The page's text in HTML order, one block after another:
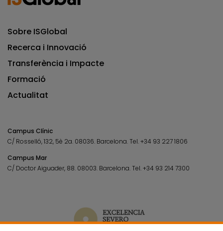
Sobre ISGlobal
Recerca i Innovació
Transferència i Impacte
Formació
Actualitat
Campus Clínic
C/ Rosselló, 132, 5è 2a. 08036. Barcelona.Tel.+34 93 227 1806
Campus Mar
C/ Doctor Aiguader, 88. 08003. Barcelona.Tel.+34 93 214 7300